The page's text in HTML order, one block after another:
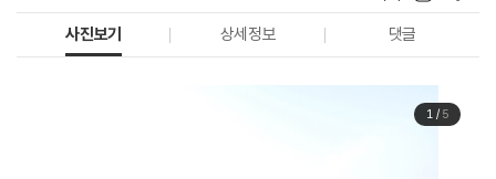
사진보기 상세정보 댓글
1/ 5